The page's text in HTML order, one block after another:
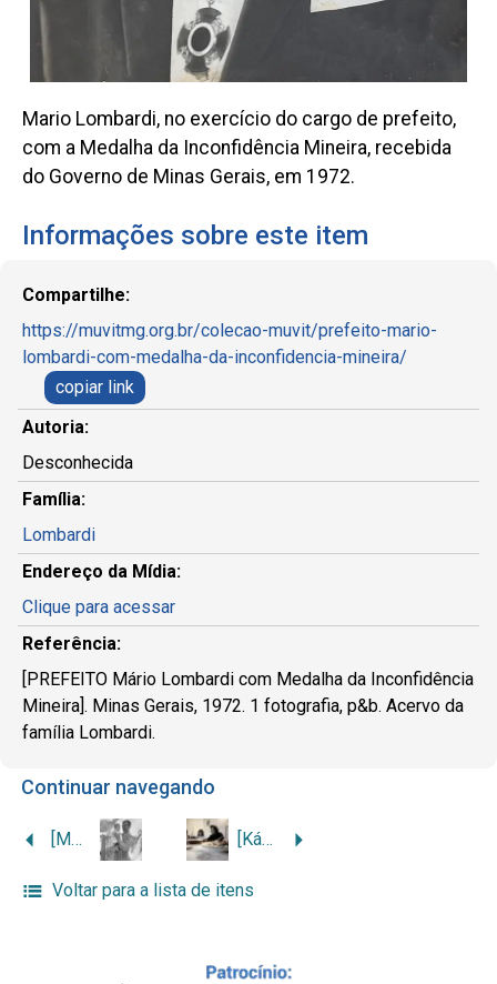
Mario Lombardi, no exercício do cargo de prefeito,
com a Medalha da Inconfidência Mineira, recebida
do Governo de Minas Gerais, em 1972.
Informações sobre este item
Compartilhe:
https://muvitmg.org.br/colecao-muvit/prefeito-mario-
lombardi-com-medalha-da-inconfidencia-mineira/
copiar link
Autoria:
Desconhecida
Família:
Lombardi
Endereço da Mídia:
Clique para acessar
Referência:
[PREFEITO Mário Lombardi com Medalha da Inconfidência
Mineira]. Minas Gerais, 1972. 1 fotografia, p&b. Acervo da
família Lombardi.
Continuar navegando
[Mario Lombardi com a filha Marisa nos braços] [Kátia Lombardi e os tios-avós Ennio e Ida, em Buonabitacolo]
Voltar para a lista de itens